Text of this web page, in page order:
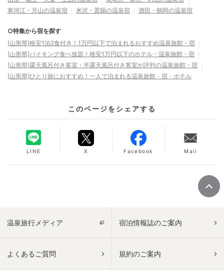
寒河江・月山の温泉宿
米沢・置賜の温泉宿 酒田・鶴岡の温泉宿
○特集から宿を探す
[山形県]格安1泊2食付き！1万円以下で泊まれるおすすめ温泉旅館・宿
[山形県]バイキング食べ放題！格安1万円以下のホテル・温泉旅館・宿
[山形県]露天風呂付き客室・半露天風呂付き客室が評判の温泉旅館・宿
[山形県]ひとり旅におすすめ！一人で泊まれる温泉旅館・宿・ホテル
このページをシェアする
LINE X Facebook Mail
温泉旅行メディア 宿泊情報誌のご案内
よくあるご質問 規約のご案内